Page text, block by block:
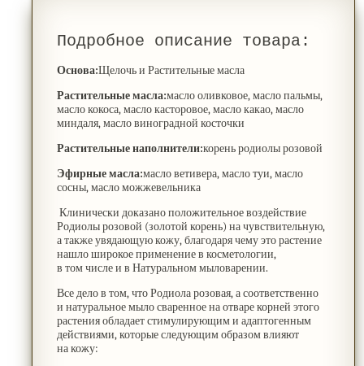
Подробное описание товара:
Основа:Щелочь и Растительные масла
Растительные масла:масло оливковое, масло пальмы,
масло кокоса, масло касторовое, масло какао, масло
миндаля, масло виноградной косточки
Растительные наполнители:корень родиолы розовой
Эфирные масла:масло ветивера, масло туи, масло
сосны, масло можжевельника
Клинически доказано положительное воздействие
Родиолы розовой (золотой корень) на чувствительную,
а также увядающую кожу, благодаря чему это растение
нашло широкое применение в косметологии,
в том числе и в Натуральном мыловарении.
Все дело в том, что Родиола розовая, а соответственно
и натуральное мыло сваренное на отваре корней этого
растения обладает стимулирующим и адаптогенным
действиями, которые следующим образом влияют
на кожу: